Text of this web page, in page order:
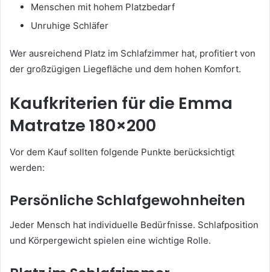
Menschen mit hohem Platzbedarf
Unruhige Schläfer
Wer ausreichend Platz im Schlafzimmer hat, profitiert von
der großzügigen Liegefläche und dem hohen Komfort.
Kaufkriterien für die Emma
Matratze 180×200
Vor dem Kauf sollten folgende Punkte berücksichtigt
werden:
Persönliche Schlafgewohnheiten
Jeder Mensch hat individuelle Bedürfnisse. Schlafposition
und Körpergewicht spielen eine wichtige Rolle.